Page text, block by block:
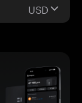
USD